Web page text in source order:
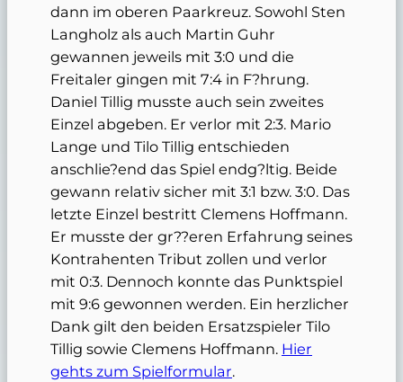
dann im oberen Paarkreuz. Sowohl Sten
Langholz als auch Martin Guhr
gewannen jeweils mit 3:0 und die
Freitaler gingen mit 7:4 in F?hrung.
Daniel Tillig musste auch sein zweites
Einzel abgeben. Er verlor mit 2:3. Mario
Lange und Tilo Tillig entschieden
anschlie?end das Spiel endg?ltig. Beide
gewann relativ sicher mit 3:1 bzw. 3:0. Das
letzte Einzel bestritt Clemens Hoffmann.
Er musste der gr??eren Erfahrung seines
Kontrahenten Tribut zollen und verlor
mit 0:3. Dennoch konnte das Punktspiel
mit 9:6 gewonnen werden. Ein herzlicher
Dank gilt den beiden Ersatzspieler Tilo
Tillig sowie Clemens Hoffmann. Hier
gehts zum Spielformular.